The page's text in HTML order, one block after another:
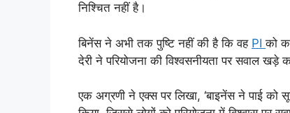
निश्चित नहीं है।
बिनेंस ने अभी तक पुष्टि नहीं की है कि वह PIको
देरी ने परियोजना की विश्वसनीयता पर सवाल खड़े
एक अग्रणी ने एक्स पर लिखा, ‘बाइनेंस ने पाई को